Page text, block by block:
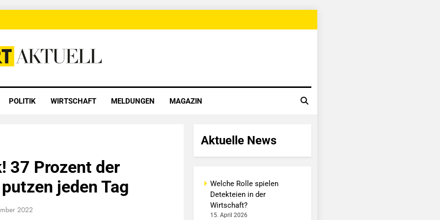
POLITIK WIRTSCHAFT MELDUNGEN MAGAZIN
37 Prozent der
jeden Tag
2022
Aktuelle News
Welche Rolle spielen
Detekteien in der
Wirtschaft?
15. April 2026